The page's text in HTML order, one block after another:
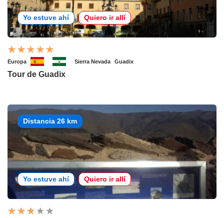
Yo estuve ahí Quiero ir allí
Europa Sierra Nevada Guadix
Tour de Guadix
Distancia 26 km
Yo estuve ahí Quiero ir allí